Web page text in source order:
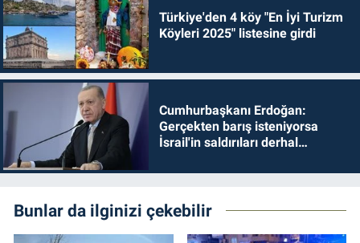
Türkiye'den 4 köy "En İyi Turizm
Köyleri 2025" listesine girdi
Cumhurbaşkanı Erdoğan:
Gerçekten barış isteniyorsa
İsrail'in saldırıları derhal
Bunlar da ilginizi çekebilir